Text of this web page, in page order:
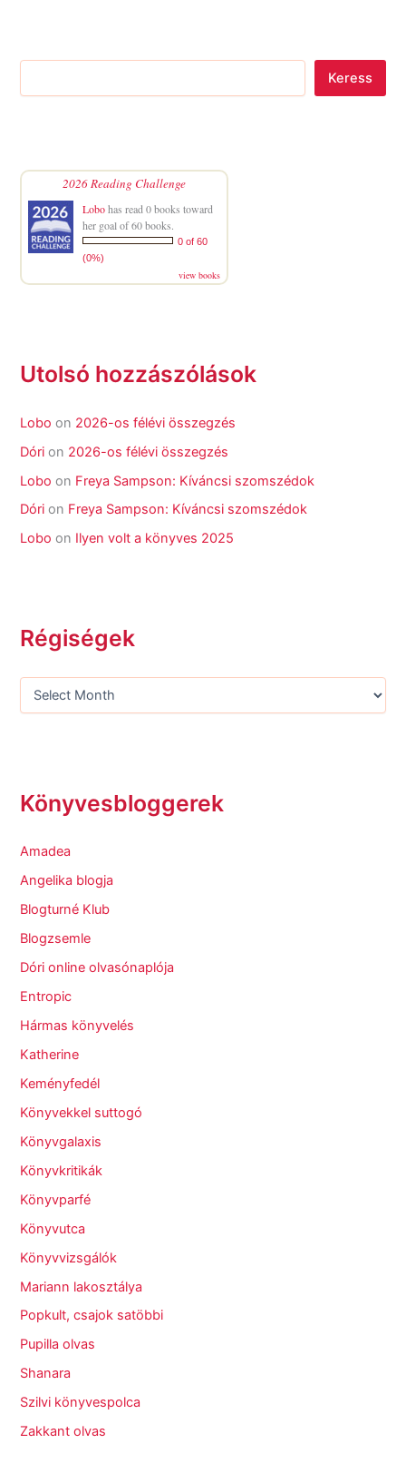
Keress
2026 Reading Challenge
Lobohas read 0 books toward
her goal of 60 books.
0 of 60
(0%)
view books
Utolsó hozzászólások
Lobo on 2026-os félévi összegzés
Dóri on 2026-os félévi összegzés
Lobo on Freya Sampson: Kíváncsi szomszédok
Dóri on Freya Sampson: Kíváncsi szomszédok
Lobo on Ilyen volt a könyves 2025
Régiségek
Könyvesbloggerek
Amadea
Angelika blogja
Blogturné Klub
Blogzsemle
Dóri online olvasónaplója
Entropic
Hármas könyvelés
Katherine
Keményfedél
Könyvekkel suttogó
Könyvgalaxis
Könyvkritikák
Könyvparfé
Könyvutca
Könyvvizsgálók
Mariann lakosztálya
Popkult, csajok satöbbi
Pupilla olvas
Shanara
Szilvi könyvespolca
Zakkant olvas